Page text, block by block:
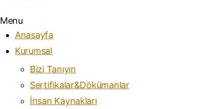
Menu
Anasayfa
Kurumsal
Bizi Tanıyın
Sertifikalar&Dökümanlar
İnsan Kaynakları